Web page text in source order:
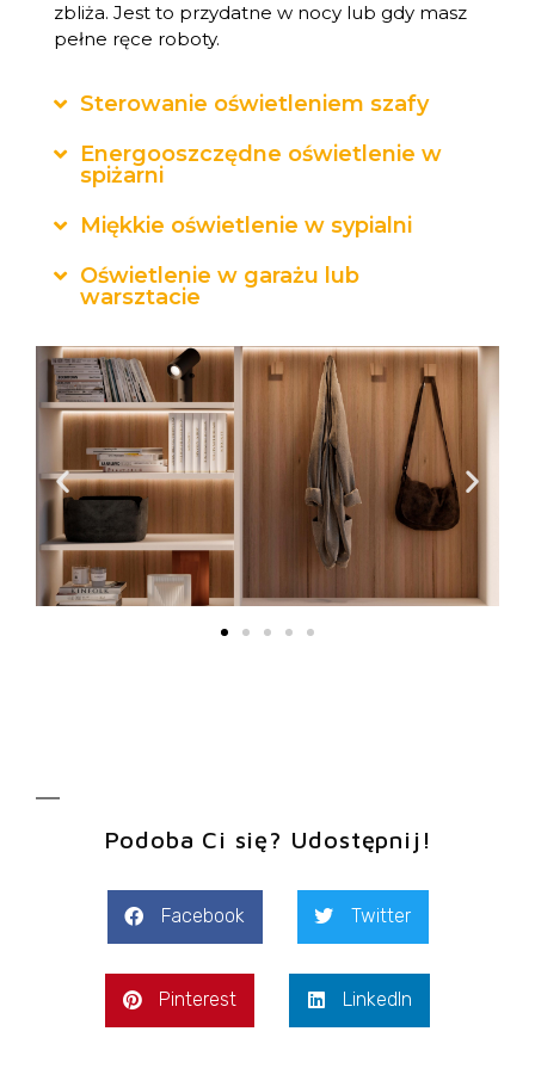
zbliża. Jest to przydatne w nocy lub gdy masz
pełne ręce roboty.
Sterowanie oświetleniem szafy
Energooszczędne oświetlenie w
spiżarni
Miękkie oświetlenie w sypialni
Oświetlenie w garażu lub
warsztacie
Podoba Ci się? Udostępnij!
Facebook Twitter
Pinterest LinkedIn